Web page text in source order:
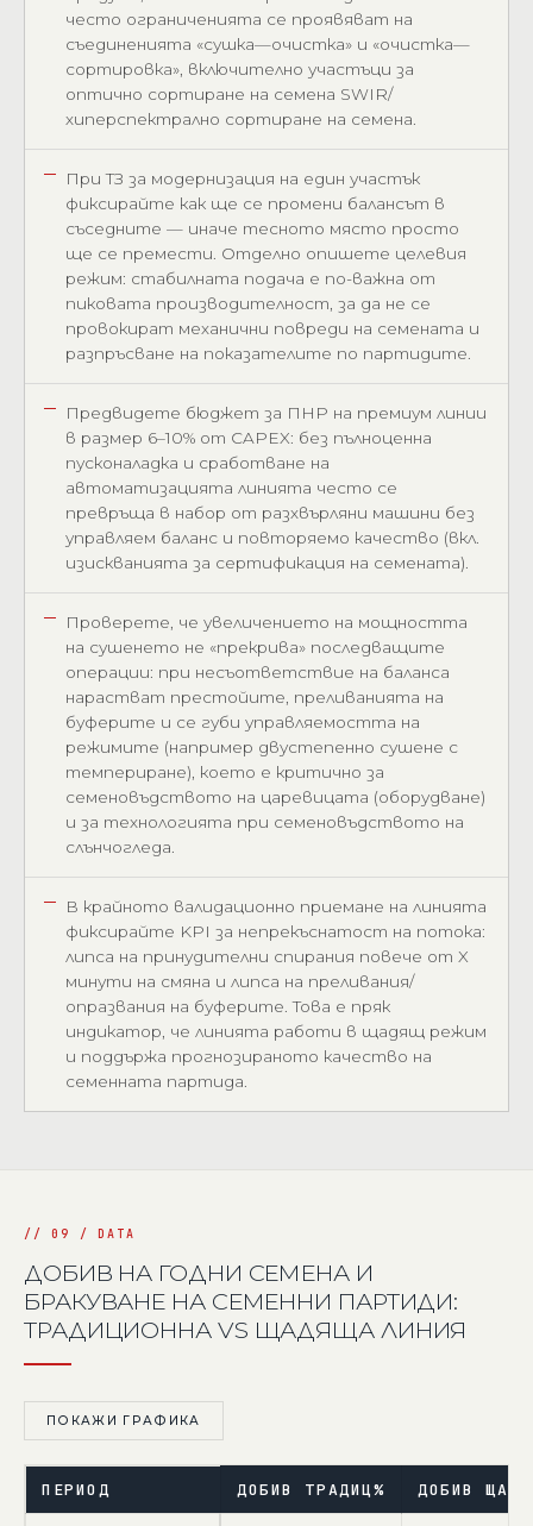
често ограниченията се проявяват на
съединенията «сушка—очистка» и «очистка—
сортировка», включително участъци за
оптично сортиране на семена SWIR/
хиперспектрално сортиране на семена.
При ТЗ за модернизация на един участък
фиксирайте как ще се промени балансът в
съседните — иначе тесното място просто
ще се премести. Отделно опишете целевия
режим: стабилната подача е по-важна от
пикoвата производителност, за да не се
провокират механични повреди на семената и
разпръсване на показателите по партидите.
Предвидете бюджет за ПНР на премиум линии
в размер 6–10% от CAPEX: без пълноценна
пусконаладка и сработване на
автоматизацията линията често се
превръща в набор от разхвърляни машини без
управляем баланс и повторяемо качество (вкл.
изискванията за сертификация на семената).
Проверете, че увеличението на мощността
на сушенето не «прекрива» последващите
операции: при несъответствие на баланса
нарастват престойите, преливанията на
буферите и се губи управляемостта на
режимите (например двустепенно сушене с
темпериране), което е критично за
семеновъдството на царевицата (оборудване)
и за технологията при семеновъдството на
слънчогледа.
В крайното валидационно приемане на линията
фиксирайте KPI за непрекъснатост на потока:
липса на принудителни спирания повече от X
минути на смяна и липса на преливания/
опразвания на буферите. Това е пряк
индикатор, че линията работи в щадящ режим
и поддържа прогнозираното качество на
семенната партида.
ДОБИВ НА ГОДНИ СЕМЕНА И
БРАКУВАНЕ НА СЕМЕННИ ПАРТИДИ:
ТРАДИЦИОННА VS ЩАДЯЩА ЛИНИЯ
ПОКАЖИ ГРАФИКА
ПЕРИОД ДОБИВ ТРАДИЦ% ДОБИВ ЩАД%